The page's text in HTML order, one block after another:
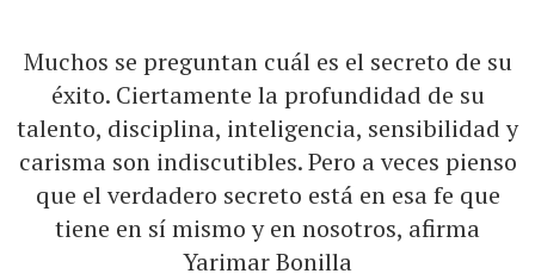
Muchos se preguntan cuál es el secreto de su
éxito. Ciertamente la profundidad de su
talento, disciplina, inteligencia, sensibilidad y
carisma son indiscutibles. Pero a veces pienso
que el verdadero secreto está en esa fe que
tiene en sí mismo y en nosotros, afirma
Yarimar Bonilla